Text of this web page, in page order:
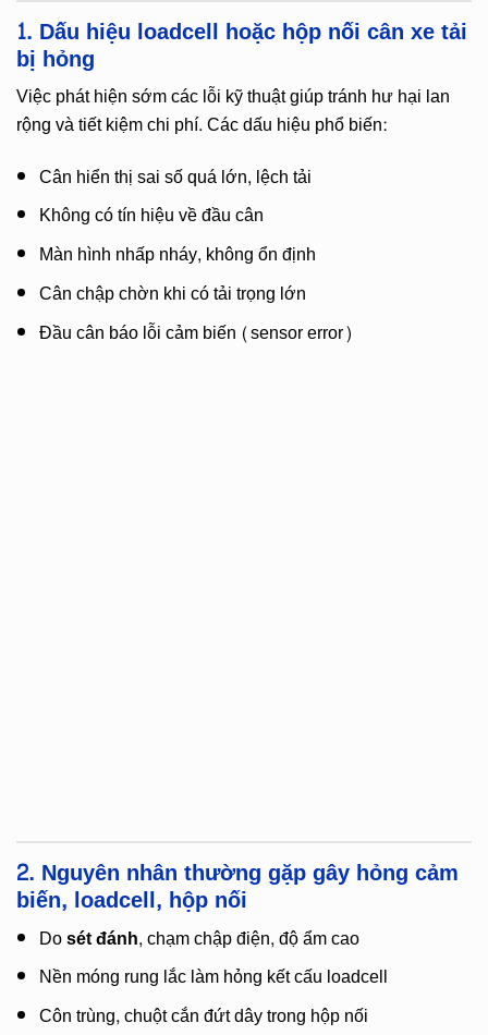
1. Dấu hiệu loadcell hoặc hộp nối cân xe tải
bị hỏng
Việc phát hiện sớm các lỗi kỹ thuật giúp tránh hư hại lan
rộng và tiết kiệm chi phí. Các dấu hiệu phổ biến:
Cân hiển thị sai số quá lớn, lệch tải
Không có tín hiệu về đầu cân
Màn hình nhấp nháy, không ổn định
Cân chập chờn khi có tải trọng lớn
Đầu cân báo lỗi cảm biến (sensor error)
2. Nguyên nhân thường gặp gây hỏng cảm
biến, loadcell, hộp nối
Dosét đánh, chạm chập điện, độ ẩm cao
Nền móng rung lắc làm hỏng kết cấu loadcell
Côn trùng, chuột cắn đứt dây trong hộp nối